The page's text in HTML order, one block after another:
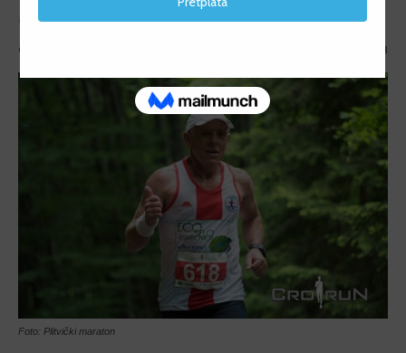
MT REFLEKTOR (68): Predstavljamo Josipa Škorića.
Objavio 1818
Foto: Plitvički maraton